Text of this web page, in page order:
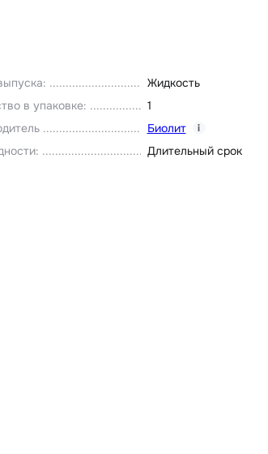
:
Жидкость
в упаковке:
1
Биолит i
: Длительный срок